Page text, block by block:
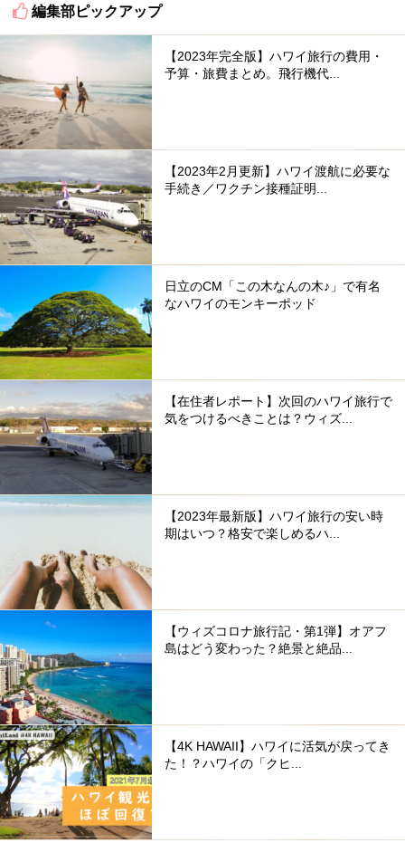
編集部ピックアップ
【2023年完全版】ハワイ旅行の費用・
予算・旅費まとめ。飛行機代...
【2023年2月更新】ハワイ渡航に必要な
手続き／ワクチン接種証明...
日立のCM「この木なんの木♪」で有名
なハワイのモンキーポッド
【在住者レポート】次回のハワイ旅行で
気をつけるべきことは？ウィズ...
【2023年最新版】ハワイ旅行の安い時
期はいつ？格安で楽しめるハ...
【ウィズコロナ旅行記・第1弾】オアフ
島はどう変わった？絶景と絶品...
【4K HAWAII】ハワイに活気が戻ってき
た！？ハワイの「クヒ...